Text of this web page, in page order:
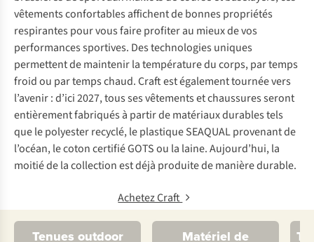
vêtements confortables affichent de bonnes propriétés
respirantes pour vous faire profiter au mieux de vos
performances sportives. Des technologies uniques
permettent de maintenir la température du corps, par temps
froid ou par temps chaud. Craft est également tournée vers
l’avenir : d’ici 2027, tous ses vêtements et chaussures seront
entièrement fabriqués à partir de matériaux durables tels
que le polyester recyclé, le plastique SEAQUAL provenant de
l’océan, le coton certifié GOTS ou la laine. Aujourd’hui, la
moitié de la collection est déjà produite de manière durable.
Achetez Craft
Tenues outdoor
Matériel de